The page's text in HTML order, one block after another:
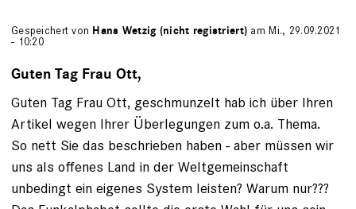
Gespeichert von Hans Wetzig (nicht registriert) am Mi., 29.09.2021
- 10:20
Guten Tag Frau Ott,
Guten Tag Frau Ott, geschmunzelt hab ich über Ihren
Artikel wegen Ihrer Überlegungen zum o.a. Thema.
So nett Sie das beschrieben haben - aber müssen wir
uns als offenes Land in der Weltgemeinschaft
unbedingt ein eigenes System leisten? Warum nur???